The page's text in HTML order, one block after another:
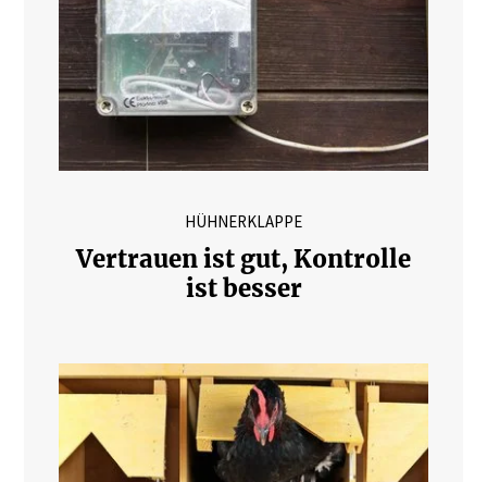
HÜHNERKLAPPE
Vertrauen ist gut, Kontrolle
ist besser